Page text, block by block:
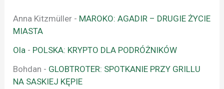
Anna Kitzmüller - MAROKO: AGADIR – DRUGIE ŻYCIE
MIASTA
Ola - POLSKA: KRYPTO DLA PODRÓŻNIKÓW
Bohdan - GLOBTROTER: SPOTKANIE PRZY GRILLU
NA SASKIEJ KĘPIE